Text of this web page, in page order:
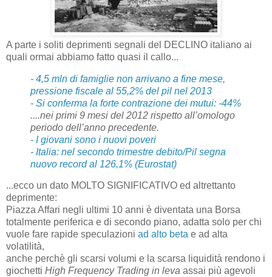
A parte i soliti deprimenti segnali del DECLINO italiano ai
quali ormai abbiamo fatto quasi il callo...
- 4,5 mln di famiglie non arrivano a fine mese,
pressione fiscale al 55,2% del pil nel 2013
- Si conferma la forte contrazione dei mutui: -44%
....nei primi 9 mesi del 2012 rispetto all’omologo
periodo dell’anno precedente.
- I giovani sono i nuovi poveri
- Italia: nel secondo trimestre debito/Pil segna
nuovo record al 126,1% (Eurostat)
...ecco un dato MOLTO SIGNIFICATIVO ed altrettanto
deprimente:
Piazza Affari negli ultimi 10 anni è diventata una Borsa
totalmente periferica e di secondo piano, adatta solo per chi
vuole fare rapide speculazioni ad alto beta e ad alta
volatilità,
anche perchè gli scarsi volumi e la scarsa liquidità rendono i
giochetti High Frequency Trading in leva assai più agevoli